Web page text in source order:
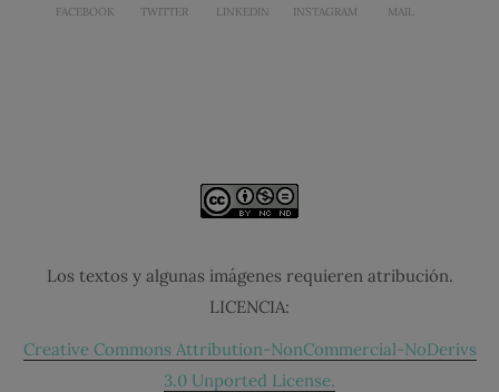
FACEBOOK TWITTER LINKEDIN INSTAGRAM MAIL
Los textos y algunas imágenes requieren atribución.
LICENCIA:
Creative Commons Attribution-NonCommercial-NoDerivs
3.0 Unported License.